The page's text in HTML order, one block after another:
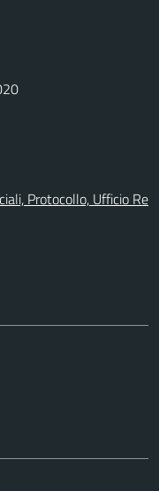
Protocollo, Ufficio Re